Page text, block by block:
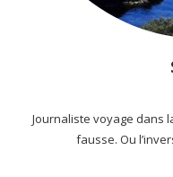
Journaliste voyage dans
fausse. Ou